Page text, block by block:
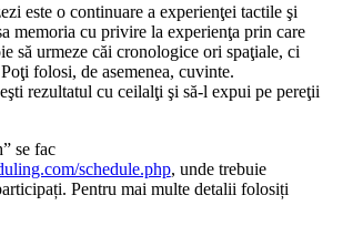
este o continuare a experienţei tactile şi
memoria cu privire la experienţa prin care
să urmeze căi cronologice ori spaţiale, ci
folosi, de asemenea, cuvinte.
rezultatul cu ceilalţi şi să-l expui pe pereţii
se fac
schedule.php, unde trebuie
Pentru mai multe detalii folosiți